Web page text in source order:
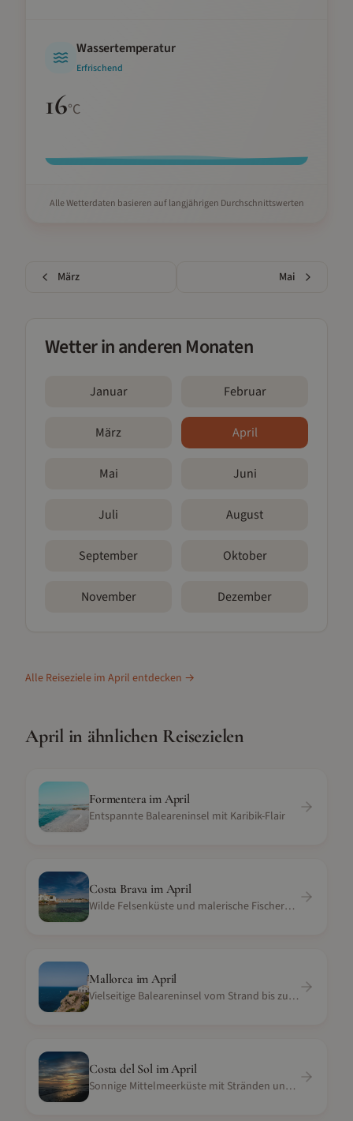
Wassertemperatur
Erfrischend
16°C
Alle Wetterdaten basieren auf langjährigen Durchschnittswerten
März Mai
Wetter in anderen Monaten
Januar Februar
März April
Mai Juni
Juli August
September Oktober
November Dezember
Alle Reiseziele im April entdecken →
Aprilin ähnlichen Reisezielen
Formentera im April
Entspannte Baleareninsel mit Karibik-Flair
Costa Brava im April
Wilde Felsenküste und malerische Fischerdörfer in Katalonien
Mallorca imApril
Vielseitige Baleareninsel vom Strand bis zur Serra
Costa del Sol imApril
Sonnige Mittelmeerküste mit Stränden und Golfresorts